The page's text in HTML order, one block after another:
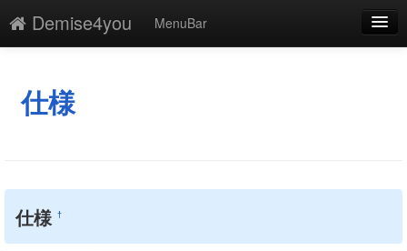
Demise4you
MenuBar
添付
最終更新
一覧
仕様
仕様†